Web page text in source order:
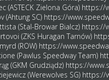
(ASTECK Zielona Góra) https://
(Ahtung SC) https://
(Stal-Browar Bialcz) https://
(ZKS Huragan Tarnów)
(ROW) https://
(Pawlus Speedway Team)
(GKM Grudziądz) https://
(Werewolves SG) https://